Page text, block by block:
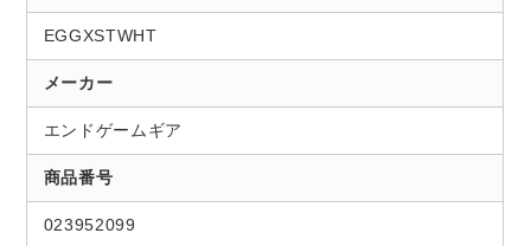
EGGXSTWHT
メーカー
エンドゲームギア
商品番号
023952099